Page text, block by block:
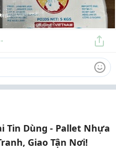
Tin Dùng - Pallet Nhựa
Giao Tận Nơi!